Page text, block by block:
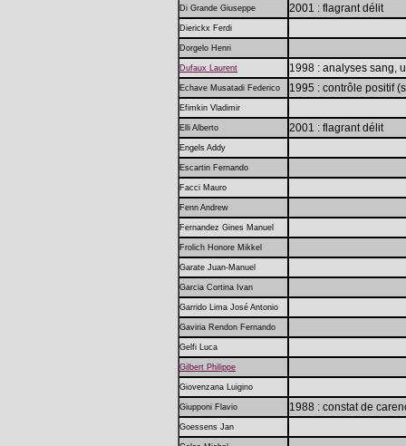
Di Grande Giuseppe 2001 : flagrant délit
Dierickx Ferdi
Dorgelo Henri
Dufaux Laurent 1998 : analyses sang,
Echave Musatadi Federico 1995 : contrôle positif
Efimkin Vladimir
Elli Alberto 2001 : flagrant délit
Engels Addy
Escartin Fernando
Facci Mauro
Fenn Andrew
Fernandez Gines Manuel
Frolich Honore Mikkel
Garate Juan-Manuel
Garcia Cortina Ivan
Garrido Lima José Antonio
Gaviria Rendon Fernando
Gelfi Luca
Gilbert Philippe
Giovenzana Luigino
Giupponi Flavio 1988 : constat de
Goessens Jan